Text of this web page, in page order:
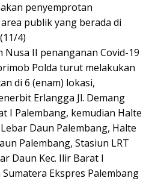
penyemprotan
publik yang berada di
4)
Nusa II penanganan Covid-19
Polda turut melakukan
di 6 (enam) lokasi,
Erlangga Jl. Demang
I Palembang, kemudian Halte
Daun Palembang, Halte
Palembang, Stasiun LRT
Daun Kec. Ilir Barat I
Ekspres Palembang